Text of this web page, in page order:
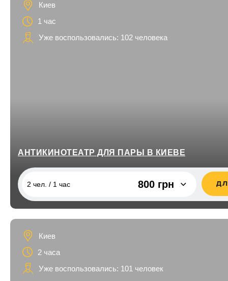
Киев
1 час
Уже воспользовались: 102 человека
АНТИКИНОТЕАТР ДЛЯ ПАРЫ В КИЕВЕ
2 чел. / 1 час 800 грн
2 чел. / 2 часа
Киев
2 часа
Уже воспользовались: 101 человек